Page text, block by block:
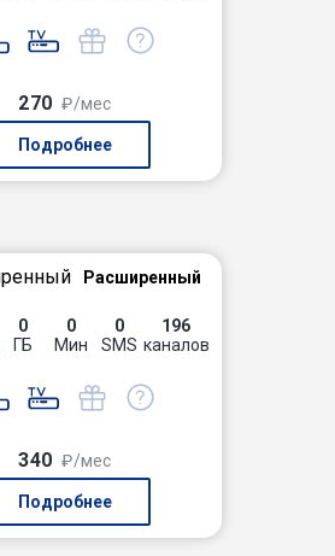
270 ₽/мес
Подробнее
Расширенный
0
ГБ
0
Мин
0
SMS
196
каналов
340 ₽/мес
Подробнее